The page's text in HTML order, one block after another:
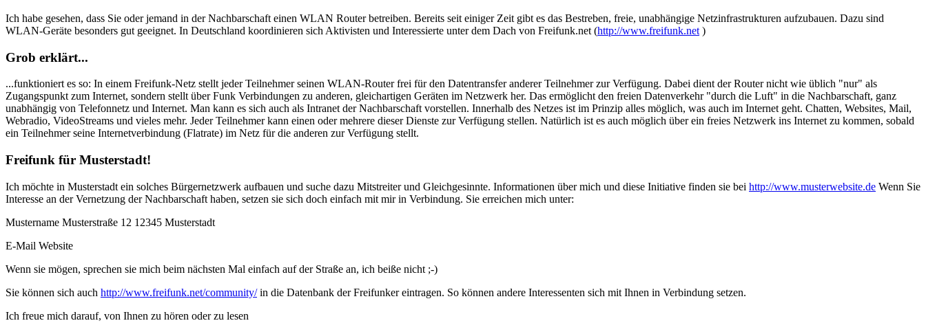
Ich habe gesehen, dass Sie oder jemand in der Nachbarschaft einen WLAN Router betreiben. Bereits seit einiger Zeit gibt es das Bestreben, freie, unabhängige Netzinfrastrukturen aufzubauen. Dazu sind
WLAN-Geräte besonders gut geeignet. In Deutschland koordinieren sich Aktivisten und Interessierte unter dem Dach von Freifunk.net (http://www.freifunk.net )
Grob erklärt...
...funktioniert es so: In einem Freifunk-Netz stellt jeder Teilnehmer seinen WLAN-Router frei für den Datentransfer anderer Teilnehmer zur Verfügung. Dabei dient der Router nicht wie üblich "nur" als
Zugangspunkt zum Internet, sondern stellt über Funk Verbindungen zu anderen, gleichartigen Geräten im Netzwerk her. Das ermöglicht den freien Datenverkehr "durch die Luft" in die Nachbarschaft, ganz
unabhängig von Telefonnetz und Internet. Man kann es sich auch als Intranet der Nachbarschaft vorstellen. Innerhalb des Netzes ist im Prinzip alles möglich, was auch im Internet geht. Chatten, Websites, Mail,
Webradio, VideoStreams und vieles mehr. Jeder Teilnehmer kann einen oder mehrere dieser Dienste zur Verfügung stellen. Natürlich ist es auch möglich über ein freies Netzwerk ins Internet zu kommen, sobald
ein Teilnehmer seine Internetverbindung (Flatrate) im Netz für die anderen zur Verfügung stellt.
Freifunk für Musterstadt!
Ich möchte in Musterstadt ein solches Bürgernetzwerk aufbauen und suche dazu Mitstreiter und Gleichgesinnte. Informationen über mich und diese Initiative finden sie bei http://www.musterwebsite.de Wenn Sie
Interesse an der Vernetzung der Nachbarschaft haben, setzen sie sich doch einfach mit mir in Verbindung. Sie erreichen mich unter:
Mustername Musterstraße 12 12345 Musterstadt
E-Mail Website
Wenn sie mögen, sprechen sie mich beim nächsten Mal einfach auf der Straße an, ich beiße nicht ;-)
Sie können sich auch http://www.freifunk.net/community/in die Datenbank der Freifunker eintragen. So können andere Interessenten sich mit Ihnen in Verbindung setzen.
Ich freue mich darauf, von Ihnen zu hören oder zu lesen